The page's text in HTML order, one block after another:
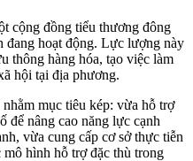
cộng đồng tiểu thương đông
đang hoạt động. Lực lượng này
thông hàng hóa, tạo việc làm
hội tại địa phương.
mục tiêu kép: vừa hỗ trợ
để nâng cao năng lực cạnh
vừa cung cấp cơ sở thực tiễn
hình hỗ trợ đặc thù trong